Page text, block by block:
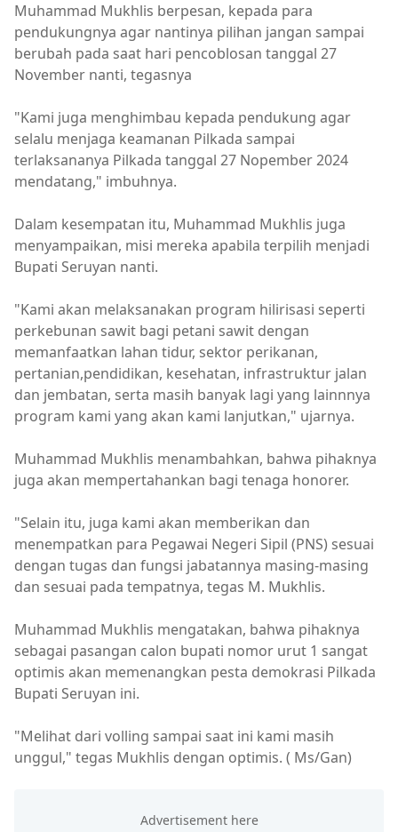
Muhammad Mukhlis berpesan, kepada para
pendukungnya agar nantinya pilihan jangan sampai
berubah pada saat hari pencoblosan tanggal 27
November nanti, tegasnya
"Kami juga menghimbau kepada pendukung agar
selalu menjaga keamanan Pilkada sampai
terlaksananya Pilkada tanggal 27 Nopember 2024
mendatang," imbuhnya.
Dalam kesempatan itu, Muhammad Mukhlis juga
menyampaikan, misi mereka apabila terpilih menjadi
Bupati Seruyan nanti.
"Kami akan melaksanakan program hilirisasi seperti
perkebunan sawit bagi petani sawit dengan
memanfaatkan lahan tidur, sektor perikanan,
pertanian,pendidikan, kesehatan, infrastruktur jalan
dan jembatan, serta masih banyak lagi yang lainnnya
program kami yang akan kami lanjutkan," ujarnya.
Muhammad Mukhlis menambahkan, bahwa pihaknya
juga akan mempertahankan bagi tenaga honorer.
"Selain itu, juga kami akan memberikan dan
menempatkan para Pegawai Negeri Sipil (PNS) sesuai
dengan tugas dan fungsi jabatannya masing-masing
dan sesuai pada tempatnya, tegas M. Mukhlis.
Muhammad Mukhlis mengatakan, bahwa pihaknya
sebagai pasangan calon bupati nomor urut 1 sangat
optimis akan memenangkan pesta demokrasi Pilkada
Bupati Seruyan ini.
"Melihat dari volling sampai saat ini kami masih
unggul," tegas Mukhlis dengan optimis. ( Ms/Gan)